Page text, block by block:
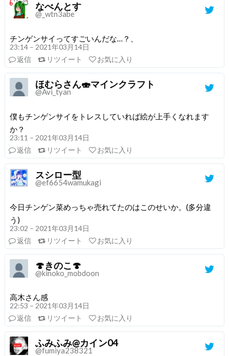
なべんとす
@_wtn3abe
チンゲンサイってすごいんだな…？、
23:14 – 2021年03月14日
返信
リツイート お気に入り
ほむらさん🍣マインクラフト
@Avi_tyan
僕もチンゲンサイをトレスしていれば絵が上手くなれます
か？
23:11 – 2021年03月14日
返信
リツイート お気に入り
スシロー型
@ef6654wamukagi
今日チンゲン菜めっちゃ売れてたのはこのせいか。(多分違
う)
23:02 – 2021年03月14日
返信
リツイート お気に入り
🍄きのこ🍄
@kinoko_mobdoon
高木さん感
22:53 – 2021年03月14日
返信
リツイート お気に入り
ふみふみ@カイン04
@fumiya238321